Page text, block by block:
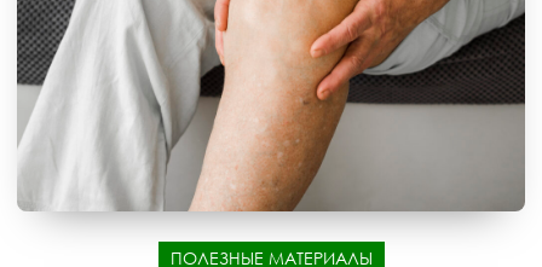
ПОЛЕЗНЫЕ МАТЕРИАЛЫ